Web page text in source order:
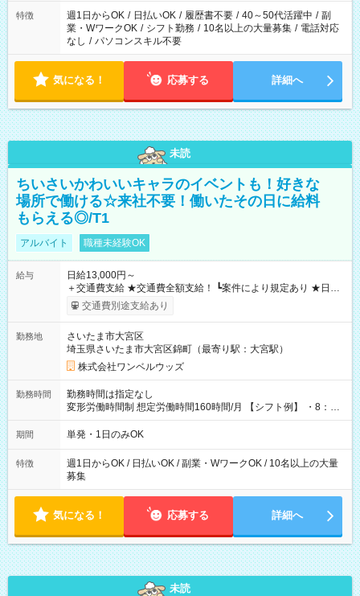
特徴 週1日からOK / 日払いOK / 履歴書不要 / 40～50代活躍中 / 副
業・WワークOK / シフト勤務 / 10名以上の大量募集 / 電話対応
なし / パソコンスキル不要
気になる！ 応募する 詳細へ
未読
ちいさいかわいいキャラのイベントも！好きな
場所で働ける☆来社不要！働いたその日に給料
もらえる◎/T1
アルバイト 職種未経験OK
給与
日給13,000円～
＋交通費支給 ★交通費全額支給！ ┗案件により規定あり ★日払
いOK！（規定あり） ┗働いたその日に現金GET♪ お仕事後はコ
ンビニATMから 日払い分を引き落とせます！ 【試用期間】試
交通費別途支給あり
勤務地
さいたま市大宮区
埼玉県さいたま市大宮区錦町（最寄り駅：大宮駅）
株式会社ワンベルウッズ
勤務時間
勤務時間は指定なし
変形労働時間制 想定労働時間160時間/月 【シフト例】 ・8：00
～21：00
期間 単発・1日のみOK
特徴
週1日からOK / 日払いOK / 副業・WワークOK / 10名以上の大量
募集
気になる！ 応募する 詳細へ
未読